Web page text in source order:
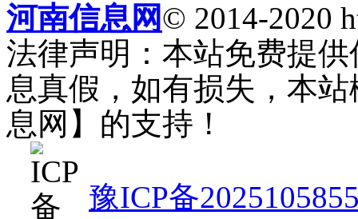
河南信息网© 2014-2020
法律声明：本站免费提
息真假，如有损失，本
息网】的支持！
豫ICP备